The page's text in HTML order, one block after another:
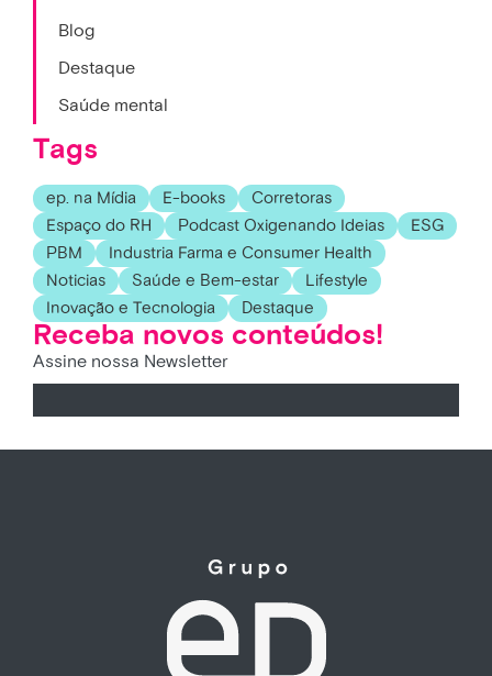
Blog
Destaque
Saúde mental
Tags
ep. na Mídia E-books
Corretoras
Espaço do RH
Podcast Oxigenando Ideias
ESG
PBM
Industria Farma e Consumer Health
Noticias
Saúde e Bem-estar
Lifestyle
Inovação e Tecnologia
Destaque
Receba novos conteúdos!
Assine nossa Newsletter